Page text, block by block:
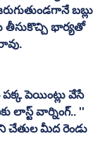
బబ్లు
తీసుకొచ్చి భార్యతో
పెయింట్లు వేసే
లాస్ట్ వార్నింగ్.. ''
చేతుల మీద రెండు